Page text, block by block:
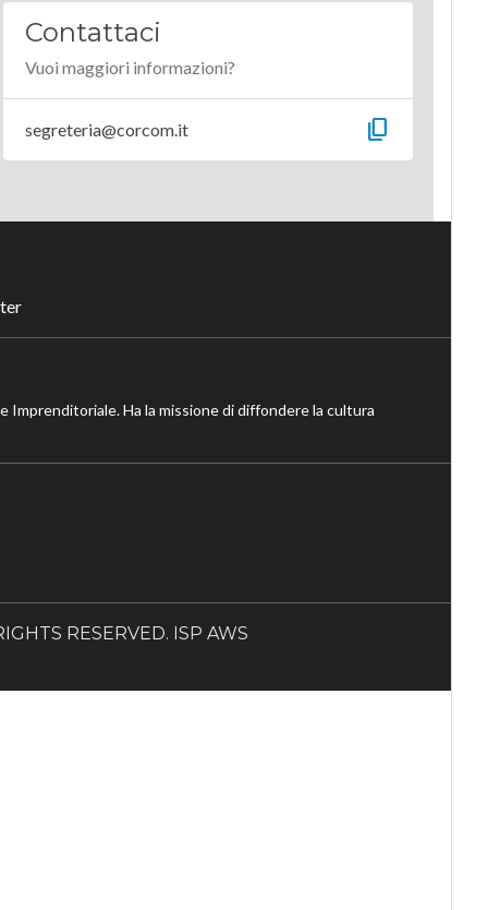
Contattaci
Vuoi maggiori informazioni?
segreteria@corcom.it content_copy
Ha la missione di diffondere la cultura
RESERVED. ISP AWS